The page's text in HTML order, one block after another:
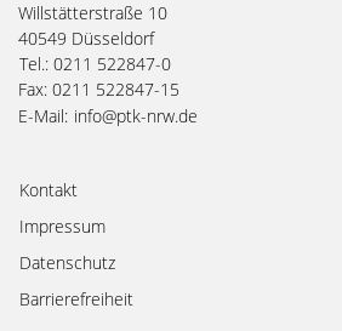
Willstätterstraße 10
40549 Düsseldorf
Tel.: 0211 522847-0
Fax: 0211 522847-15
E-Mail: info@ptk-nrw.de
Kontakt
Impressum
Datenschutz
Barrierefreiheit